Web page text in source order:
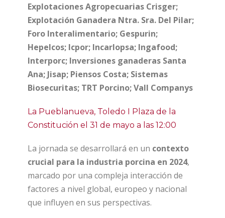
Explotaciones Agropecuarias Crisger;
Explotación Ganadera Ntra. Sra. Del Pilar;
Foro Interalimentario; Gespurin;
Hepelcos; Icpor; Incarlopsa; Ingafood;
Interporc; Inversiones ganaderas Santa
Ana; Jisap; Piensos Costa; Sistemas
Biosecuritas; TRT Porcino; Vall Companys
La Pueblanueva, Toledo I Plaza de la
Constitución el 31 de mayo a las 12:00
La jornada se desarrollará en un contexto
crucial para la industria porcina en 2024,
marcado por una compleja interacción de
factores a nivel global, europeo y nacional
que influyen en sus perspectivas.